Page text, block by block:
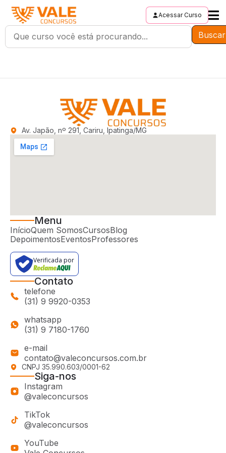
Acessar Curso
Buscar
Av. Japão, nº 291, Cariru, Ipatinga/MG
Menu
InícioQuem SomosCursosBlog
DepoimentosEventosProfessores
Verificada por
Contato
telefone
(31) 9 9920-0353
whatsapp
(31) 9 7180-1760
e-mail
contato@valeconcursos.com.br
CNPJ 35.990.603/0001-62
Siga-nos
Instagram
@valeconcursos
TikTok
@valeconcursos
YouTube